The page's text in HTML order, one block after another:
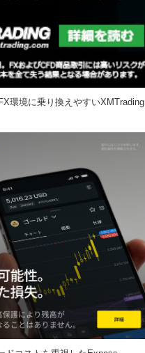
環境に乗り換えやすいXMTrading